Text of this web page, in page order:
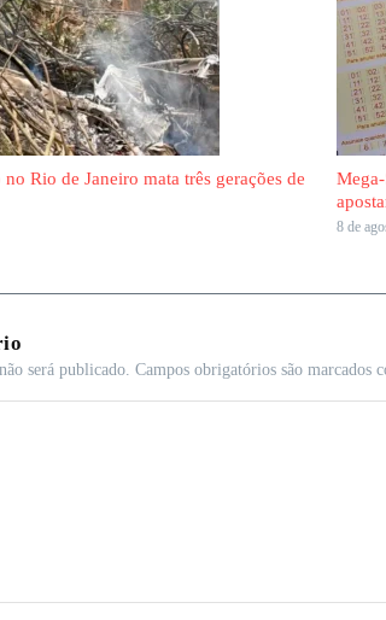
Rio de Janeiro mata três gerações de
8 de
será publicado. Campos obrigatórios são marcados